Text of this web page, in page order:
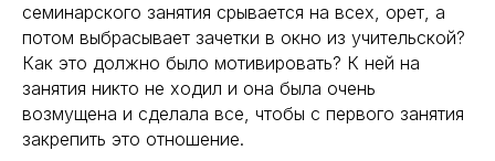
семинарского занятия срывается на всех, орет, а
потом выбрасывает зачетки в окно из учительской?
Как это должно было мотивировать? К ней на
занятия никто не ходил и она была очень
возмущена и сделала все, чтобы с первого занятия
закрепить это отношение.